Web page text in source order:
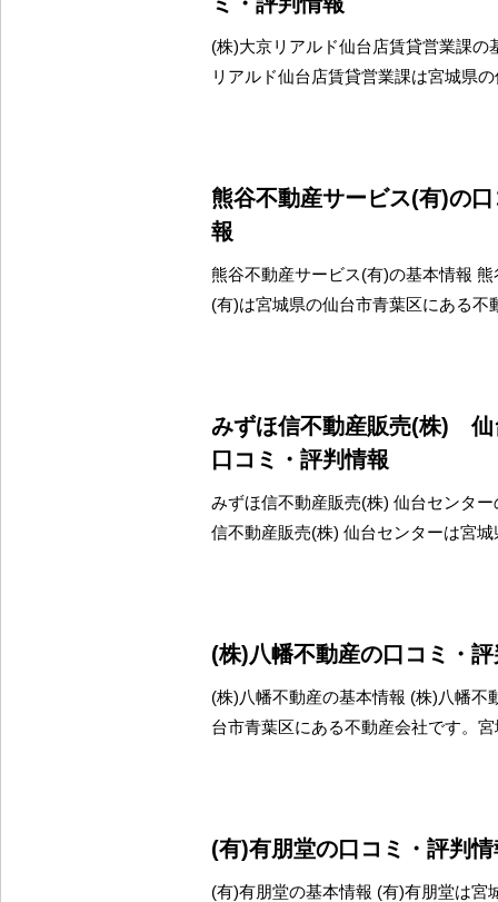
(株)大京リアルド仙台店賃貸営業課の
リアルド仙台店賃貸営業課は宮城県
熊谷不動産サービス(有)の
報
熊谷不動産サービス(有)の基本情報
(有)は宮城県の仙台市青葉区にある不
みずほ信不動産販売(株) 仙
口コミ・評判情報
みずほ信不動産販売(株) 仙台センタ
信不動産販売(株) 仙台センターは宮城
(株)八幡不動産の口コミ・
(株)八幡不動産の基本情報 (株)八幡不
台市青葉区にある不動産会社です。
(有)有朋堂の口コミ・評判情
(有)有朋堂の基本情報 (有)有朋堂は宮